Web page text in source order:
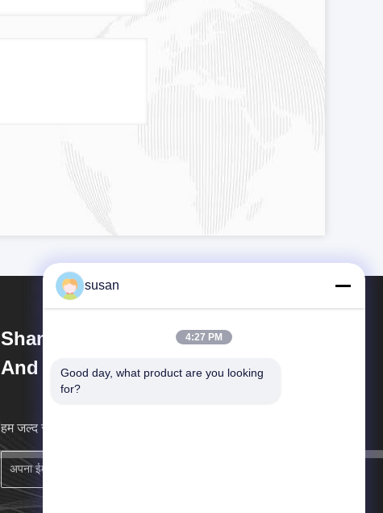
Shanghai Cheng Xing Machinery
And Electronics Co., Ltd.
हम जल्द से जल्द आपसे संपर्क करेंगे।
susan
4:27 PM
Good day, what product are you looking
for?